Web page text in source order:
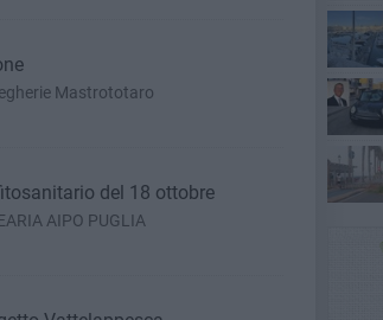
Mastrototaro
del 18 ottobre
AIPO PUGLIA